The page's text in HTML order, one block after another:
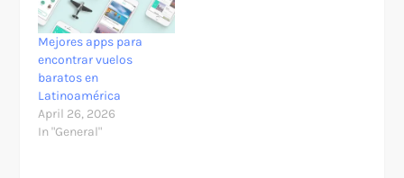
Mejores apps para
encontrar vuelos
baratos en
Latinoamérica
April 26, 2026
In "General"